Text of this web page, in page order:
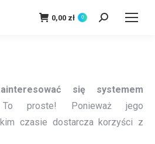
0,00 zł 0 Szukaj:
się systemem
proste! Ponieważ jego
czasie dostarcza korzyści z